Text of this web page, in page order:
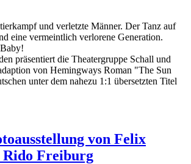
und verletzte Männer. Der Tanz auf
eine vermeintlich verlorene Generation.
präsentiert die Theatergruppe Schall und
von Hemingways Roman "The Sun
unter dem nahezu 1:1 übersetzten Titel
von Felix
Freiburg